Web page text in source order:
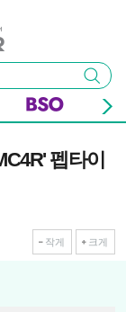
검색
펩타이
작게 크게